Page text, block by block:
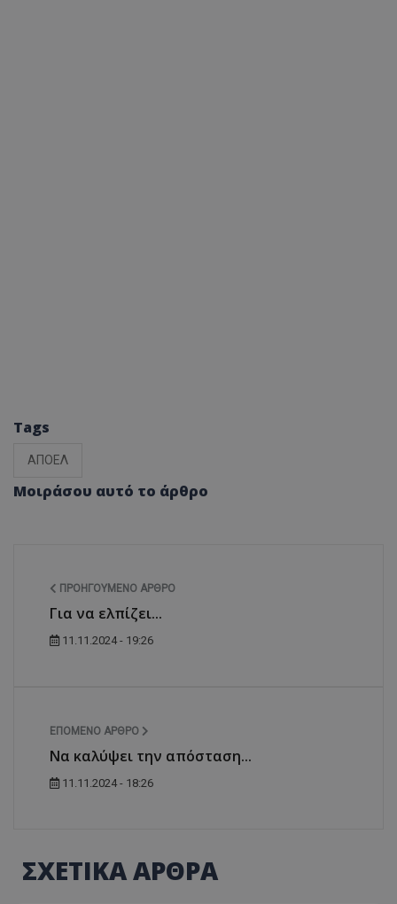
Tags
ΑΠΟΕΛ
Μοιράσου αυτό το άρθρο
ΠΡΟΗΓΟΎΜΕΝΟ ΆΡΘΡΟ
Για να ελπίζει...
11.11.2024 - 19:26
ΕΠΌΜΕΝΟ ΆΡΘΡΟ
Να καλύψει την απόσταση...
11.11.2024 - 18:26
ΣΧΕΤΙΚΑ ΑΡΘΡΑ